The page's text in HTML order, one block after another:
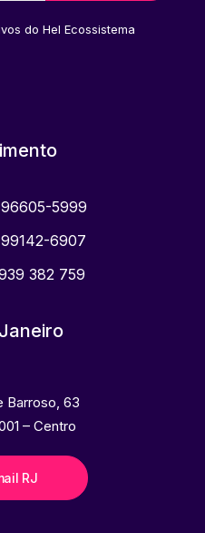
do Hel Ecossistema
5999
6907
382 759
Barroso, 63
– Centro
RJ